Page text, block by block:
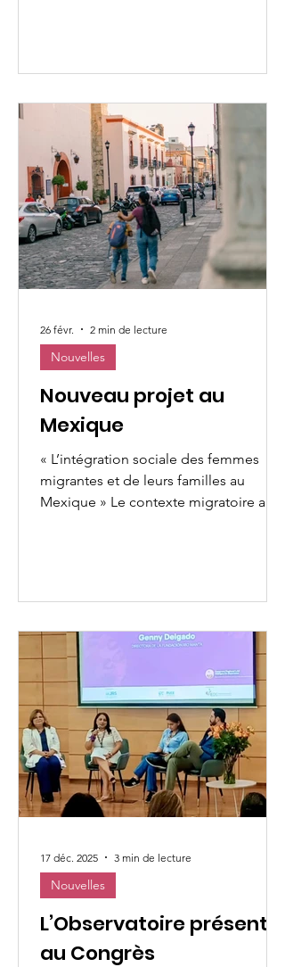
réseaux d'accueil qui vont de
l'intégration communautaire à la mise
à disposition d'espaces
d'hébergement temporaire. Cette
réponse, caractérisée par une
miséricorde agissante et une
compassion conc
Nouveau projet au
Mexique
« L’intégration sociale des femmes
migrantes et de leurs familles au
Mexique » Le contexte migratoire au
pays de transit pour devenir un pays de
destination (provisoire ou définitive),
ce qui a entraîné une transformation
de l’approche d’accompagnement
des personnes en situation de
mobilité humaine et, par c
Nouvelles
26 févr. 2 min de lecture
L’Observatoire présent
au Congrès
Nouvelles
17 déc. 2025 3 min de lecture